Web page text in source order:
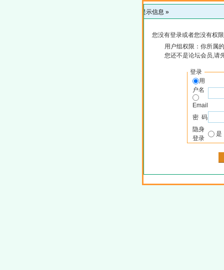
提示信息 »
您没有登录或者您没有权
用户组权限：你所属
您还不是论坛会员,请
登录
用
户名
Email
密 码
隐身
登录